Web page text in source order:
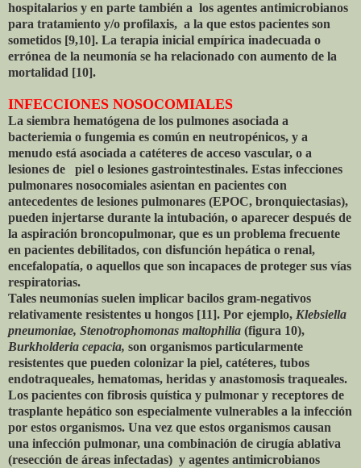
hospitalarios y en parte también a los agentes antimicrobianos
para tratamiento y/o profilaxis, a la que estos pacientes son
sometidos [9,10]. La terapia inicial empírica inadecuada o
errónea de la neumonía se ha relacionado con aumento de la
mortalidad [10].
INFECCIONES NOSOCOMIALES
La siembra hematógena de los pulmones asociada a
bacteriemia o fungemia es común en neutropénicos, y a
menudo está asociada a catéteres de acceso vascular, o a
lesiones de piel o lesiones gastrointestinales. Estas infecciones
pulmonares nosocomiales asientan en pacientes con
antecedentes de lesiones pulmonares (EPOC, bronquiectasias),
pueden injertarse durante la intubación, o aparecer después de
la aspiración broncopulmonar, que es un problema frecuente
en pacientes debilitados, con disfunción hepática o renal,
encefalopatía, o aquellos que son incapaces de proteger sus vías
respiratorias.
Tales neumonías suelen implicar bacilos gram-negativos
relativamente resistentes u hongos [11]. Por ejemplo, Klebsiella
pneumoniae, Stenotrophomonas maltophilia (figura 10),
Burkholderia cepacia, son organismos particularmente
resistentes que pueden colonizar la piel, catéteres, tubos
endotraqueales, hematomas, heridas y anastomosis traqueales.
Los pacientes con fibrosis quística y pulmonar y receptores de
trasplante hepático son especialmente vulnerables a la infección
por estos organismos. Una vez que estos organismos causan
una infección pulmonar, una combinación de cirugía ablativa
(resección de áreas infectadas) y agentes antimicrobianos